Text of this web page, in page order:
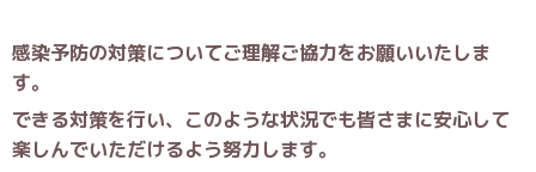
感染予防の対策についてご理解ご協力をお願いいたしま
す。
できる対策を行い、このような状況でも皆さまに安心して
楽しんでいただけるよう努力します。